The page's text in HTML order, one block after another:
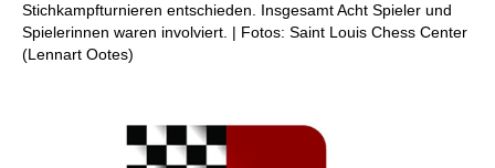
Stichkampfturnieren entschieden. Insgesamt Acht Spieler und
Spielerinnen waren involviert. | Fotos: Saint Louis Chess Center
(Lennart Ootes)